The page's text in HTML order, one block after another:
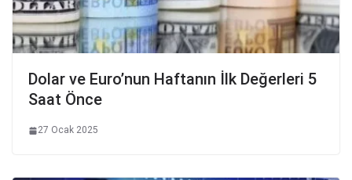
Dolar ve Euro’nun Haftanın İlk Değerleri 5
Saat Önce
27 Ocak 2025